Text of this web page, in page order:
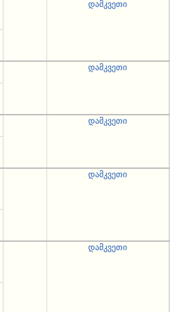
დამკვეთი
დამკვეთი
დამკვეთი
დამკვეთი
დამკვეთი